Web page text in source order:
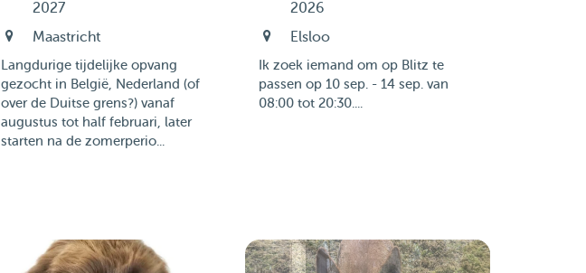
2027
Maastricht
Langdurige tijdelijke opvang
gezocht in België, Nederland (of
over de Duitse grens?) vanaf
augustus tot half februari, later
starten na de zomerperio...
2026
Elsloo
Ik zoek iemand om op Blitz te
passen op 10 sep. - 14 sep. van
08:00 tot 20:30....